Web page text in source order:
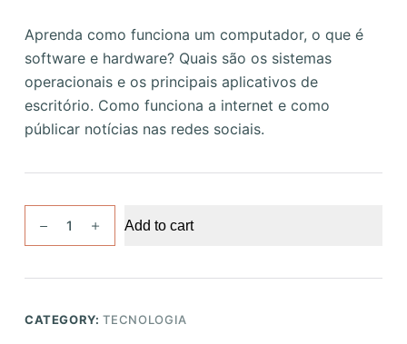
Aprenda como funciona um computador, o que é
software e hardware? Quais são os sistemas
operacionais e os principais aplicativos de
escritório. Como funciona a internet e como
públicar notícias nas redes sociais.
quantity
Add to cart
CATEGORY:TECNOLOGIA